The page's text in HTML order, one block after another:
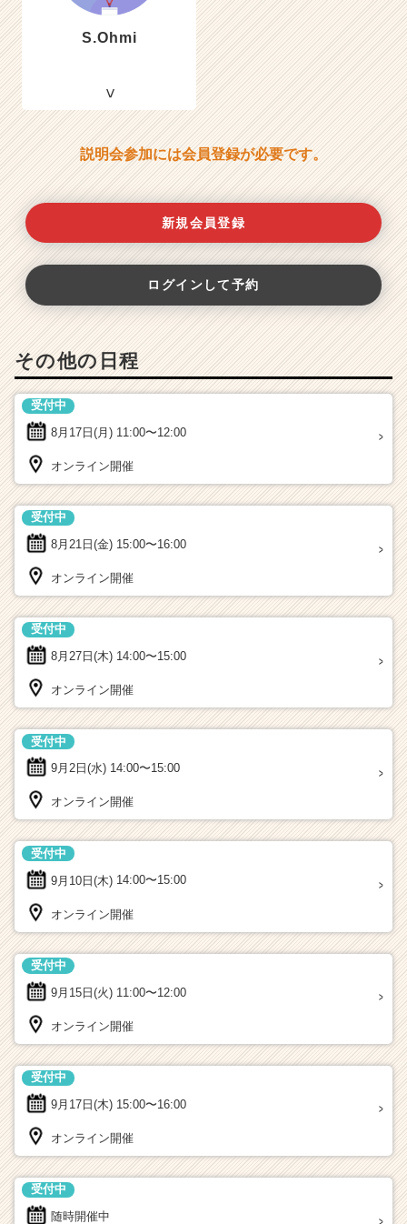
S.Ohmi
説明会参加には会員登録が必要です。
新規会員登録
ログインして予約
その他の日程
8月17日(月) 11:00〜12:00
受付中
オンライン開催
8月21日(金) 15:00〜16:00
受付中
オンライン開催
8月27日(木) 14:00〜15:00
受付中
オンライン開催
9月2日(水) 14:00〜15:00
受付中
オンライン開催
9月10日(木) 14:00〜15:00
受付中
オンライン開催
9月15日(火) 11:00〜12:00
受付中
オンライン開催
9月17日(木) 15:00〜16:00
受付中
オンライン開催
随時開催中
受付中